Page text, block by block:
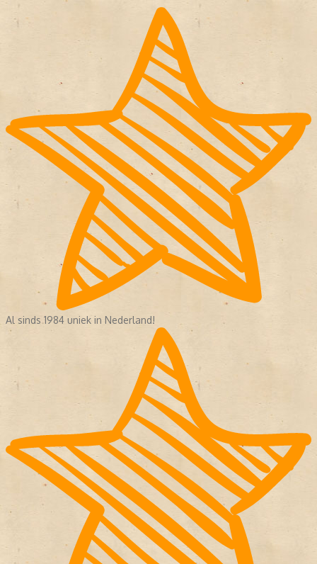
Al sinds 1984 uniek in Nederland!